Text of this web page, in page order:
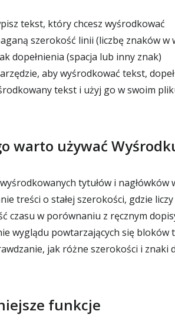
tekst, który chcesz wyśrodkować
szerokość linii (liczbę znaków w
dopełnienia (spacja lub inny znak)
aby wyśrodkować tekst,
tekst i użyj go w swoim
warto używać
tytułów i nagłówków
treści o stałej szerokości, gdzie
czasu w porównaniu z ręcznym
wyglądu powtarzających się bloków
jak różne szerokości i znaki
funkcje